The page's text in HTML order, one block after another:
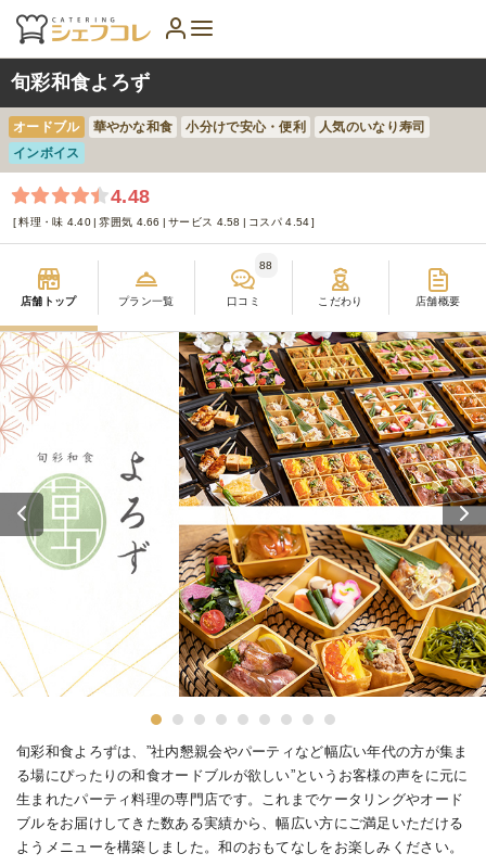
旬彩和食よろず
オードブル 華やかな和食 小分けで安心・便利
人気のいなり寿司
インボイス
4.48
料理・味 4.40 雰囲気 4.66 サービス 4.58 コスパ 4.54
店舗トップ プラン一覧 口コミ
88
こだわり 店舗概要
旬彩和食よろずは、”社内懇親会やパーティなど幅広い年代の方が集ま
る場にぴったりの和食オードブルが欲しい”というお客様の声をに元に
生まれたパーティ料理の専門店です。これまでケータリングやオード
ブルをお届けしてきた数ある実績から、幅広い方にご満足いただける
ようメニューを構築しました。和のおもてなしをお楽しみください。